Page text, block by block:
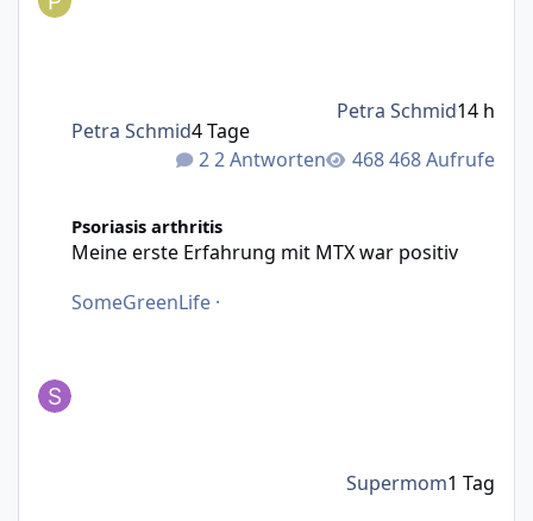
2 Antworten 468 Aufrufe
Petra Schmid4 Tage
Petra Schmid14 h
Psoriasis arthritis
Meine erste Erfahrung mit MTX war positiv
SomeGreenLife ·
Supermom1 Tag